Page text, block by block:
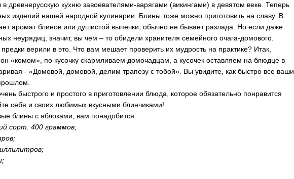
древнерусскую кухню завоевателями-варягами (викингами) в девятом веке. Теперь
изделий нашей народной кулинарии. Блины тоже можно приготовить на славу. В
аромат блинов или душистой выпечки, обычно не бывает разлада. Но если даже
неурядиц, значит, вы чем – то обидели хранителя семейного очага-домового.
верили в это. Что вам мешает проверить их мудрость на практике? Итак,
«комом», по кусочку скармливаем домочадцам, а кусочек оставляем на блюдце в
- «Домовой, домовой, делим трапезу с тобой». Вы увидите, как быстро все ваши
быстрого и простого в приготовлении блюда, которое обязательно понравится
себя и своих любимых вкусными блинчиками!
блины с яблоками, вам понадобится:
сорт: 400 граммов;